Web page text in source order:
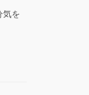
気を